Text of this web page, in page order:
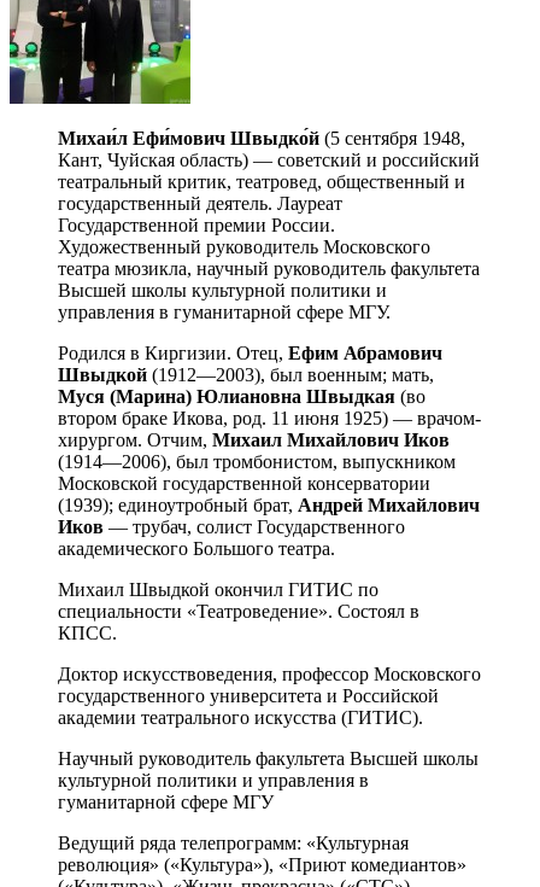
Михаи́л Ефи́мович Швыдко́й (5 сентября 1948,
Кант, Чуйская область) — советский и российский
театральный критик, театровед, общественный и
государственный деятель. Лауреат
Государственной премии России.
Художественный руководитель Московского
театра мюзикла, научный руководитель факультета
Высшей школы культурной политики и
управления в гуманитарной сфере МГУ.
Родился в Киргизии. Отец, Ефим Абрамович
Швыдкой (1912—2003), был военным; мать,
Муся (Марина) Юлиановна Швыдкая (во
втором браке Икова, род. 11 июня 1925) — врачом-
хирургом. Отчим, Михаил Михайлович Иков
(1914—2006), был тромбонистом, выпускником
Московской государственной консерватории
(1939); единоутробный брат, Андрей Михайлович
Иков — трубач, солист Государственного
академического Большого театра.
Михаил Швыдкой окончил ГИТИС по
специальности «Театроведение». Состоял в
КПСС.
Доктор искусствоведения, профессор Московского
государственного университета и Российской
академии театрального искусства (ГИТИС).
Научный руководитель факультета Высшей школы
культурной политики и управления в
гуманитарной сфере МГУ
Ведущий ряда телепрограмм: «Культурная
революция» («Культура»), «Приют комедиантов»